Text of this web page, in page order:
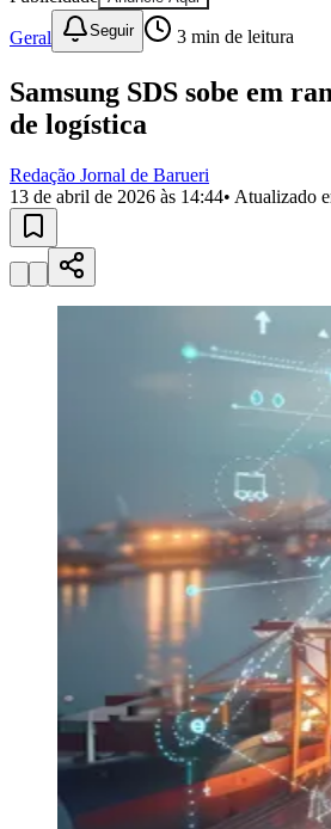
Bairros de Barueri
Selecione sua regiãoPara notícias da sua
JubranBelvalBethavilleBoa
VistaCalifórniaCarapicuíbaCentro
Região
Militar
Califórnia Jardim dos Altos
Esperança Jardim Graziela
Jardim Paulista
Jardim São Silvestre
MutingaNova
Parque Imperial Parque Santa
Recanto PhrynéaSantana de
Vila
Vila Márcia
Anuncie no Portal
Guia de Empresas
Divulgar VagasNovo
Publicidade Legal
Negócios Regionais
Segurança Regional
Hospitais Estaduais
Parques & Represas
Cidades da Região
Santana de ParnaíbaOsascoCarapicuíba
do Bom JesusAraçariguamaCajamar
Geral Seguir 3 min de leitura
Samsung SDS sobe em
de logística
Redação Jornal de Barueri
13 de abril de 2026 às 14:44• Atualizado